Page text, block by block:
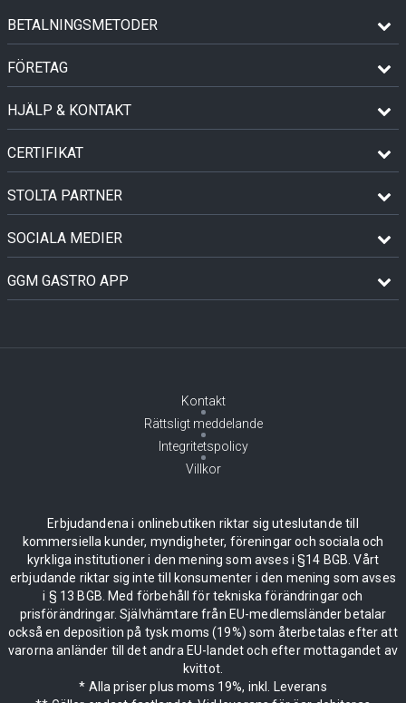
BETALNINGSMETODER
FÖRETAG
HJÄLP & KONTAKT
CERTIFIKAT
STOLTA PARTNER
SOCIALA MEDIER
GGM GASTRO APP
Kontakt
Rättsligt meddelande
Integritetspolicy
Villkor
Erbjudandena i onlinebutiken riktar sig uteslutande till
kommersiella kunder, myndigheter, föreningar och sociala och
kyrkliga institutioner i den mening som avses i §14 BGB. Vårt
erbjudande riktar sig inte till konsumenter i den mening som avses
i § 13 BGB. Med förbehåll för tekniska förändringar och
prisförändringar. Självhämtare från EU-medlemsländer betalar
också en deposition på tysk moms (19%) som återbetalas efter att
varorna anländer till det andra EU-landet och efter mottagandet av
kvittot.
* Alla priser plus moms 19%, inkl. Leverans